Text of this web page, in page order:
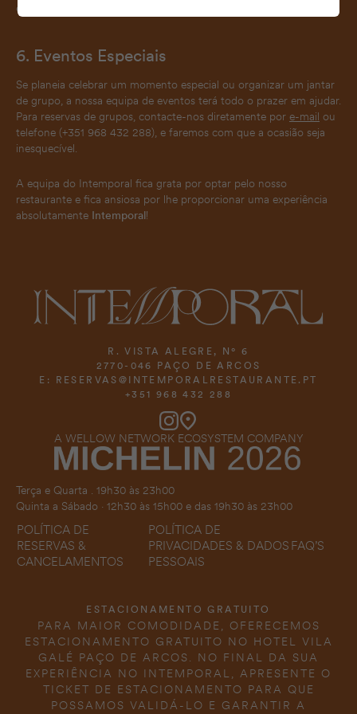
estiver ao seu alcance para atender às suas necessidades.
6. Eventos Especiais
Se planeia celebrar um momento especial ou organizar um jantar
de grupo, a nossa equipa de eventos terá todo o prazer em ajudar.
Para reservas de grupos, contacte-nos diretamente por e-mail ou
telefone (+351 968 432 288), e faremos com que a ocasião seja
inesquecível.
A equipa do Intemporal fica grata por optar pelo nosso
restaurante e fica ansiosa por lhe proporcionar uma experiência
absolutamente Intemporal!
R. VISTA ALEGRE, Nº 6
2770-046 PAÇO DE ARCOS
E:
RESERVAS@INTEMPORALRESTAURANTE.PT
+351 968 432 288
A WELLOW NETWORK ECOSYSTEM COMPANY
Terça e Quarta . 19h30 às 23h00
Quinta a Sábado · 12h30 às 15h00 e das 19h30 às 23h00
POLÍTICA DE
RESERVAS &
CANCELAMENTOS
POLÍTICA DE
PRIVACIDADES & DADOS
PESSOAIS
FAQ’S
ESTACIONAMENTO GRATUITO
PARA MAIOR COMODIDADE, OFERECEMOS
ESTACIONAMENTO GRATUITO NO HOTEL VILA
GALÉ PAÇO DE ARCOS. NO FINAL DA SUA
EXPERIÊNCIA NO INTEMPORAL, APRESENTE O
TICKET DE ESTACIONAMENTO PARA QUE
POSSAMOS VALIDÁ-LO E GARANTIR A